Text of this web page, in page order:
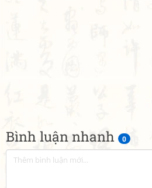
Bình luận nhanh 0